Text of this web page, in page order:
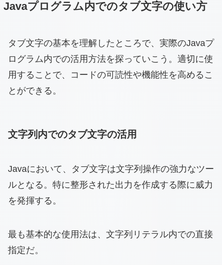
Javaプログラム内でのタブ文字の使い方
タブ文字の基本を理解したところで、実際のJavaプ
ログラム内での活用方法を探っていこう。適切に使
用することで、コードの可読性や機能性を高めるこ
とができる。
文字列内でのタブ文字の活用
Javaにおいて、タブ文字は文字列操作の強力なツー
ルとなる。特に整形された出力を作成する際に威力
を発揮する。
最も基本的な使用法は、文字列リテラル内での直接
指定だ。